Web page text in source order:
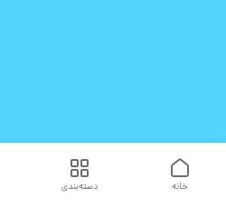
دسته‌بندی خانه